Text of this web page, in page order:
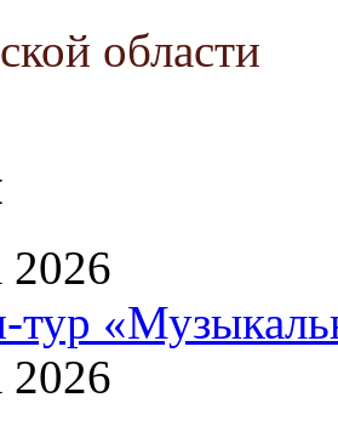
области
2026
тур
2026